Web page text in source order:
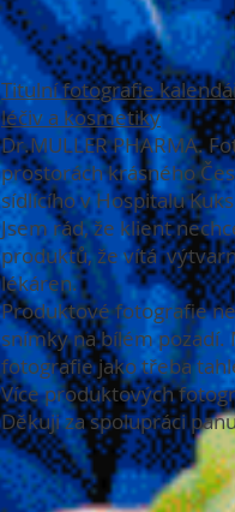
Titulní fotografie
léčiv a kosmetiky
Dr.MULLER PHARMA.
prostorách krásného
sídlícího v Hospitalu
Jsem rád, že klient
produktů, že vítá
lékáren.
Produktové fotografie
snímky na bílém pozadí.
fotografie jako třeba
Více produktových
Děkuji za spolupráci